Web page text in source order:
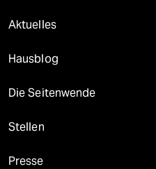
Aktuelles
Hausblog
Die Seitenwende
Stellen
Presse